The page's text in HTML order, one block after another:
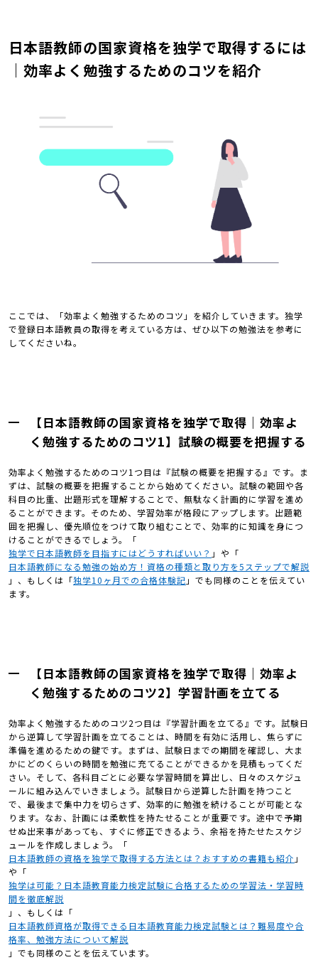
日本語教師の国家資格を独学で取得するには
｜効率よく勉強するためのコツを紹介
ここでは、「効率よく勉強するためのコツ」を紹介していきます。独学
で登録日本語教員の取得を考えている方は、ぜひ以下の勉強法を参考に
してくださいね。
【日本語教師の国家資格を独学で取得｜効率よ
く勉強するためのコツ1】試験の概要を把握する
効率よく勉強するためのコツ1つ目は『試験の概要を把握する』です。ま
ずは、試験の概要を把握することから始めてください。試験の範囲や各
科目の比重、出題形式を理解することで、無駄なく計画的に学習を進め
ることができます。そのため、学習効率が格段にアップします。出題範
囲を把握し、優先順位をつけて取り組むことで、効率的に知識を身につ
けることができるでしょう。「
独学で日本語教師を目指すにはどうすればいい？ 」や「
日本語教師になる勉強の始め方！資格の種類と取り方を5ステップで解説
」、もしくは「独学10ヶ月での合格体験記 」でも同様のことを伝えてい
ます。
【日本語教師の国家資格を独学で取得｜効率よ
く勉強するためのコツ2】学習計画を立てる
効率よく勉強するためのコツ2つ目は『学習計画を立てる』です。試験日
から逆算して学習計画を立てることは、時間を有効に活用し、焦らずに
準備を進めるための鍵です。まずは、試験日までの期間を確認し、大ま
かにどのくらいの時間を勉強に充てることができるかを見積もってくだ
さい。そして、各科目ごとに必要な学習時間を算出し、日々のスケジュ
ールに組み込んでいきましょう。試験日から逆算した計画を持つこと
で、最後まで集中力を切らさず、効率的に勉強を続けることが可能とな
ります。なお、計画には柔軟性を持たせることが重要です。途中で予期
せぬ出来事があっても、すぐに修正できるよう、余裕を持たせたスケジ
ュールを作成しましょう。「
日本語教師の資格を独学で取得する方法とは？おすすめの書籍も紹介 」
や「
独学は可能？日本語教育能力検定試験に合格するための学習法・学習時
間を徹底解説
」、もしくは「
日本語教師資格が取得できる日本語教育能力検定試験とは？難易度や合
格率、勉強方法について解説
」でも同様のことを伝えています。